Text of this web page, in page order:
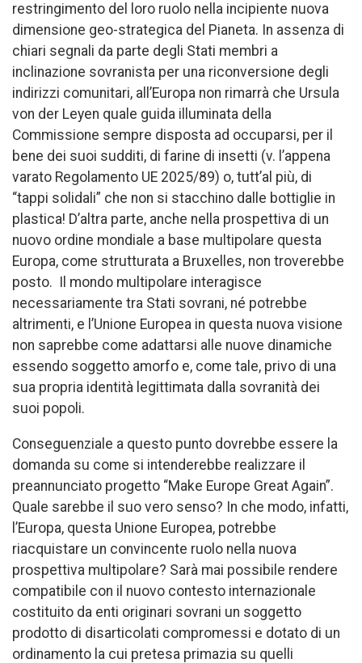
restringimento del loro ruolo nella incipiente nuova
dimensione geo-strategica del Pianeta. In assenza di
chiari segnali da parte degli Stati membri a
inclinazione sovranista per una riconversione degli
indirizzi comunitari, all’Europa non rimarrà che Ursula
von der Leyen quale guida illuminata della
Commissione sempre disposta ad occuparsi, per il
bene dei suoi sudditi, di farine di insetti (v. l’appena
varato Regolamento UE 2025/89) o, tutt’al più, di
“tappi solidali” che non si stacchino dalle bottiglie in
plastica! D’altra parte, anche nella prospettiva di un
nuovo ordine mondiale a base multipolare questa
Europa, come strutturata a Bruxelles, non troverebbe
posto. Il mondo multipolare interagisce
necessariamente tra Stati sovrani, né potrebbe
altrimenti, e l’Unione Europea in questa nuova visione
non saprebbe come adattarsi alle nuove dinamiche
essendo soggetto amorfo e, come tale, privo di una
sua propria identità legittimata dalla sovranità dei
suoi popoli.
Conseguenziale a questo punto dovrebbe essere la
domanda su come si intenderebbe realizzare il
preannunciato progetto “Make Europe Great Again”.
Quale sarebbe il suo vero senso? In che modo, infatti,
l’Europa, questa Unione Europea, potrebbe
riacquistare un convincente ruolo nella nuova
prospettiva multipolare? Sarà mai possibile rendere
compatibile con il nuovo contesto internazionale
costituito da enti originari sovrani un soggetto
prodotto di disarticolati compromessi e dotato di un
ordinamento la cui pretesa primazia su quelli